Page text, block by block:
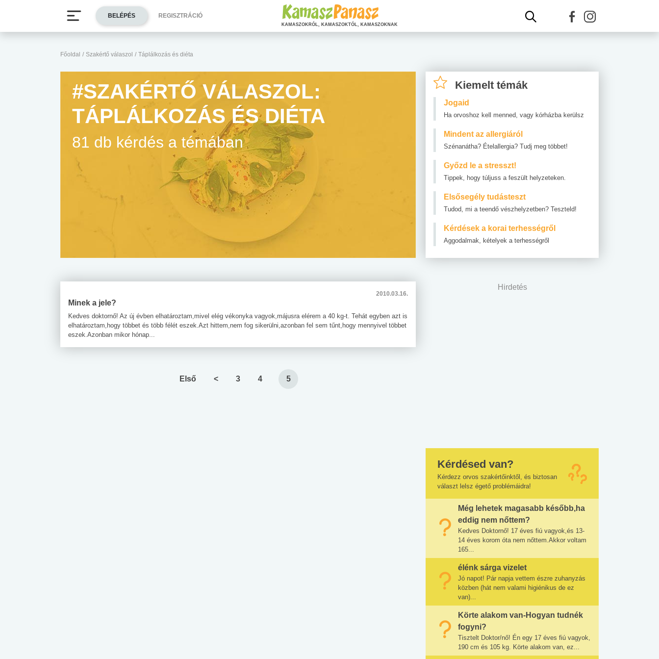
Főoldal / Szakértő válaszol / Táplálkozás és diéta
#SZAKÉRTŐ VÁLASZOL:
TÁPLÁLKOZÁS ÉS DIÉTA
81 db kérdés a témában
2010.03.16.
Minek a jele?
Kedves doktornő! Az új évben elhatároztam,mivel elég vékonyka vagyok,májusra elérem a 40 kg-t. Tehát egyben azt is
elhatároztam,hogy többet és több félét eszek.Azt hittem,nem fog sikerülni,azonban fel sem tűnt,hogy mennyivel többet
eszek.Azonban mikor hónap...
Első < 3 4 5
Kiemelt témák
Jogaid
Ha orvoshoz kell menned, vagy kórházba kerülsz
Mindent az allergiáról
Szénanátha? Ételallergia? Tudj meg többet!
Győzd le a stresszt!
Tippek, hogy túljuss a feszült helyzeteken.
Elsősegély tudásteszt
Tudod, mi a teendő vészhelyzetben? Teszteld!
Kérdések a korai terhességről
Aggodalmak, kételyek a terhességről
Hirdetés
Kérdésed van?
Kérdezz orvos szakértőinktől, és biztosan
választ lelsz égető problémáidra!
Még lehetek magasabb később,ha
eddig nem nőttem?
Kedves Doktornő! 17 éves fiú vagyok,és 13-
14 éves korom óta nem nőttem.Akkor voltam
165...
élénk sárga vizelet
Jó napot! Pár napja vettem észre zuhanyzás
közben (hát nem valami higiénikus de ez
van)...
Körte alakom van-Hogyan tudnék
fogyni?
Tisztelt Doktor/nő! Én egy 17 éves fiú vagyok,
190 cm és 105 kg. Körte alakom van, ez...
BELÉPÉS REGISZTRÁCIÓ
KAMASZOKRÓL, KAMASZOKTÓL, KAMASZOKNAK